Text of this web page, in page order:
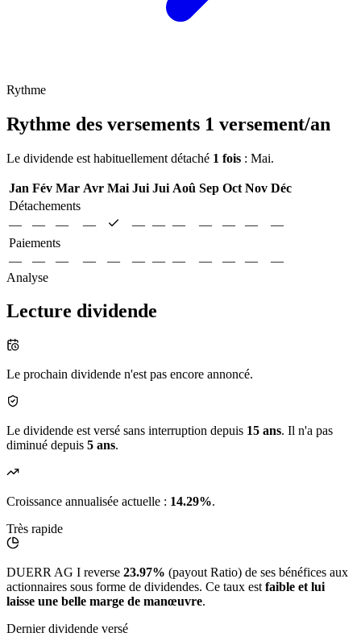
Rythme
Rythme des versements 1 versement/an
Le dividende est habituellement détaché 1 fois : Mai.
Jan Fév Mar Avr Mai Jui Jui Aoû Sep Oct Nov Déc
Détachements
—
— — — — — — — — —
—
Paiements
—
— — — — — — — — — —
—
Analyse
Lecture dividende
Le prochain dividende n'est pas encore annoncé.
Le dividende est versé sans interruption depuis 15 ans. Il n'a pas
diminué depuis 5 ans.
Croissance annualisée actuelle : 14.29%.
Très rapide
DUERR AG I reverse 23.97% (payout Ratio) de ses bénéfices aux
actionnaires sous forme de dividendes. Ce taux est faible et lui
laisse une belle marge de manœuvre.
Dernier dividende versé